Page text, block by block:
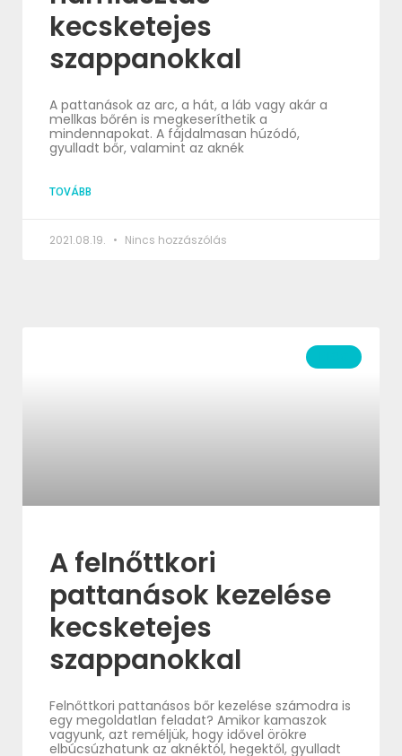
kecsketejes
szappanokkal
A pattanások az arc, a hát, a láb vagy akár a
mellkas bőrén is megkeseríthetik a
mindennapokat. A fájdalmasan húzódó,
gyulladt bőr, valamint az aknék
TOVÁBB
2021.08.19. Nincs hozzászólás
A felnőttkori
pattanások kezelése
kecsketejes
szappanokkal
Felnőttkori pattanásos bőr kezelése számodra is
egy megoldatlan feladat? Amikor kamaszok
vagyunk, azt reméljük, hogy idővel örökre
elbúcsúzhatunk az aknéktól, hegektől, gyulladt